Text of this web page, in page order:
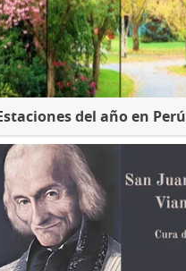
del año en Perú